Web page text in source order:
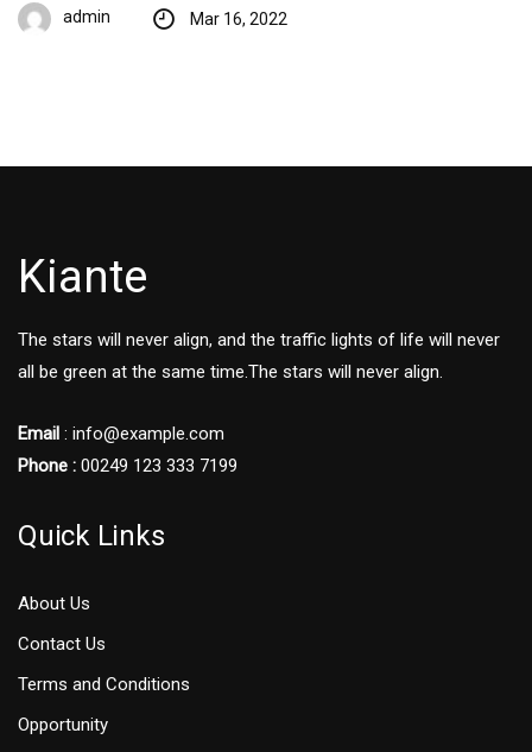
admin Mar 16, 2022
Kiante
The stars will never align, and the traffic lights of life will never
all be green at the same time.The stars will never align.
Email : info@example.com
Phone : 00249 123 333 7199
Quick Links
About Us
Contact Us
Terms and Conditions
Opportunity